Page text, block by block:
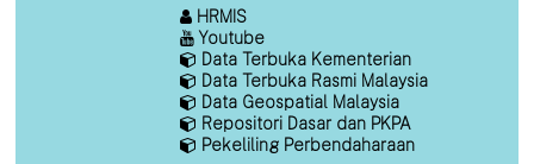
HRMIS
Youtube
Data Terbuka Kementerian
Data Terbuka Rasmi Malaysia
Data Geospatial Malaysia
Repositori Dasar dan PKPA
Pekeliling Perbendaharaan